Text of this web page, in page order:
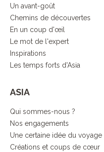
Un avant-goût
Chemins de découvertes
En un coup d'œil
Le mot de l'expert
Inspirations
Les temps forts d'Asia
ASIA
Qui sommes-nous ?
Nos engagements
Une certaine idée du voyage
Créations et coups de cœur